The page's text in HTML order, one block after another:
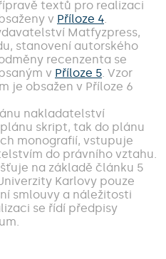
textů pro realizaci
v Příloze 4.
Matfyzpress,
stanovení autorského
recenzenta se
v Příloze 5. Vzor
je obsažen v Příloze 6
nakladatelství
skript, tak do plánu
monografií, vstupuje
do právního vztahu.
na základě článku 5
Karlovy pouze
smlouvy a náležitosti
se řídí předpisy